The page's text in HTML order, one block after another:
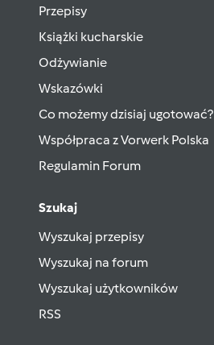
Przepisy
Książki kucharskie
Odżywianie
Wskazówki
Co możemy dzisiaj ugotować?
Współpraca z Vorwerk Polska
Regulamin Forum
Szukaj
Wyszukaj przepisy
Wyszukaj na forum
Wyszukaj użytkowników
RSS